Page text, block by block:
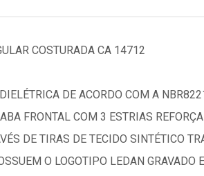
COSTURADA CA 14712
DE ACORDO COM A
FRONTAL COM 3 ESTRIAS
DE TIRAS DE TECIDO SINTÉTICO
O LOGOTIPO LEDAN GRAVADO